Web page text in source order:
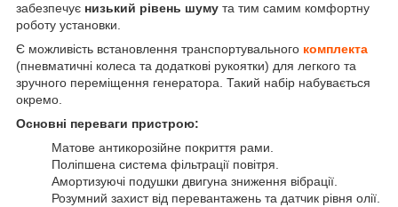
забезпечує низький рівень шуму та тим самим комфортну
роботу установки.
Є можливість встановлення транспортувального комплекта
(пневматичні колеса та додаткові рукоятки) для легкого та
зручного переміщення генератора. Такий набір набувається
окремо.
Основні переваги пристрою:
Матове антикорозійне покриття рами.
Поліпшена система фільтрації повітря.
Амортизуючі подушки двигуна зниження вібрації.
Розумний захист від перевантажень та датчик рівня олії.